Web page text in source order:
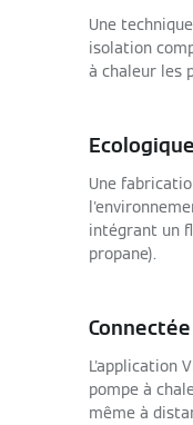
Une
isolation
à chaleur les
Ecologique
Une
intégrant un
propane).
Connectée
L'application
pompe à
même à